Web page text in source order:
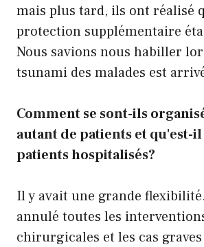
mais plus tard, ils ont réalisé
protection supplémentaire
Nous savions nous habiller
tsunami des malades est
Comment se sont-ils
autant de patients et qu'est-
patients hospitalisés?
Il y avait une grande
annulé toutes les
chirurgicales et les cas